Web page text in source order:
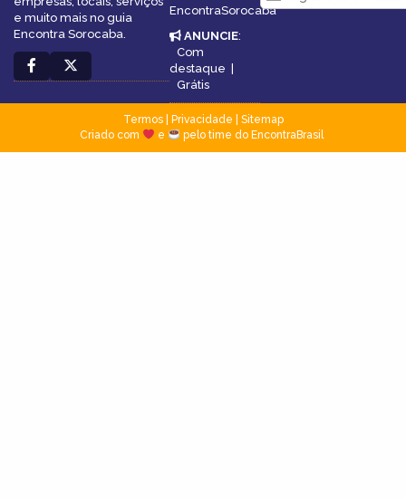
e muito mais no guia
Encontra Sorocaba.
EncontraSorocaba
ANUNCIE:
Com
destaque |
Grátis
Termos| Privacidade
Sitemap
Criado com
e pelo time do EncontraBrasil